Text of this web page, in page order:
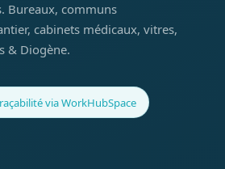
Bureaux, communs
cabinets médicaux, vitres,
& Diogène.
via WorkHubSpace